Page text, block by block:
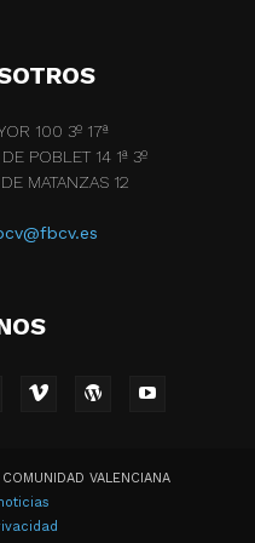
100 3º 17ª
POBLET 14 1ª 3º
MATANZAS 12
VALENCIANA